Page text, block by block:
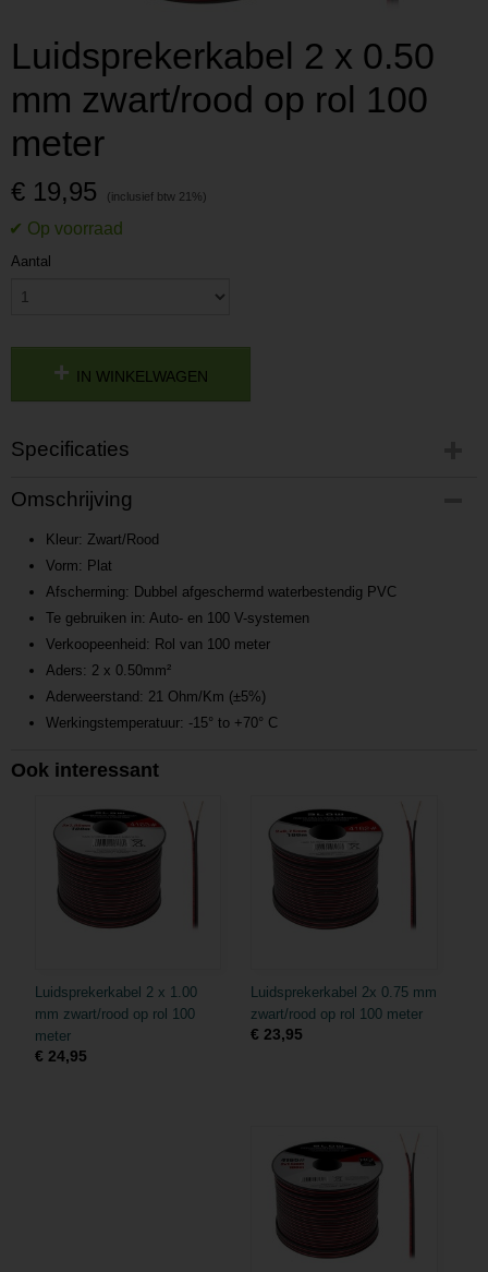
Luidsprekerkabel 2 x 0.50
mm zwart/rood op rol 100
meter
€ 19,95
Aantal
IN WINKELWAGEN
Specificaties
Productcode
P201608311428
Productcode leverancier
L201608311428
Omschrijving
Kleur: Zwart/Rood
Vorm: Plat
Afscherming: Dubbel afgeschermd waterbestendig PVC
Te gebruiken in: Auto- en 100 V-systemen
Verkoopeenheid: Rol van 100 meter
Aders: 2 x 0.50mm²
Aderweerstand: 21 Ohm/Km (±5%)
Werkingstemperatuur: -15° to +70° C
Ook interessant
Luidsprekerkabel 2 x 1.00
mm zwart/rood op rol 100
meter
€ 24,95
Luidsprekerkabel 2x 0.75 mm
zwart/rood op rol 100 meter
€ 23,95